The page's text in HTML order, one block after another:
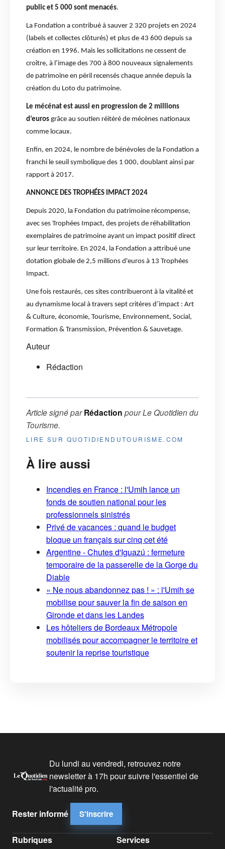
public et 5 000 sont menacés.
La Fondation a contribué à sauver 2 320 projets en 2024
(labels et collectes clôturés) et plus de 43 600 depuis sa
création en 1996. Mais les sollicitations ne cessent de
croître, à l’image des 700 à 800 nouveaux signalements
de patrimoine en péril recensés chaque année depuis la
création du Loto du patrimoine.
Le mécénat est aussi en progression de 2 millions
d’euros grâce au soutien réitéré de mécènes nationaux
comme locaux.
Enfin, en 2024, le nombre de bénévoles de la Fondation a
franchi le seuil symbolique des 1 000, doublant ainsi par
rapport à 2017.
ANNONCE DES TROPHÉES IMPACT 2024
Depuis 2020, la Fondation du patrimoine récompense,
avec ses Trophées Impact, des projets de réhabilitation
exemplaires de patrimoine ayant un impact positif direct
sur leur territoire. En 2024, la Fondation a attribué une
dotation globale de 2,5 millions d'euros à 13 Trophées
Impact.
Une fois restaurés, ces sites contribueront à la vitalité et
au dynamisme local à travers sept critères d’impact : Art
& Culture, économie, Tourisme, Environnement, Social,
Formation & Transmission, Prévention & Sauvetage.
Auteur
Rédaction
Article signé parRédaction pourLe Quotidien du
Tourisme.
LIRE SUR QUOTIDIENDUTOURISME.COM
À lire aussi
Incendies en France : l'Umih lance un
fonds de soutien national pour les
professionnels sinistrés
Privé de vacances : quand le budget
bloque un français sur cinq cet été
Argentine - Chutes d'Iguazú : fermeture
temporaire de la passerelle de la Gorge du
Diable
« Ne nous abandonnez pas ! » : l'Umih se
mobilise pour sauver la fin de saison en
Gironde et dans les Landes
Les hôteliers de Bordeaux Métropole
mobilisés pour accompagner le territoire et
soutenir la reprise touristique
Du lundi au vendredi, retrouvez notre
newsletter à 17h pour suivre l'essentiel de
l'actualité pro.
Rester informé S'inscrire
Rubriques Services